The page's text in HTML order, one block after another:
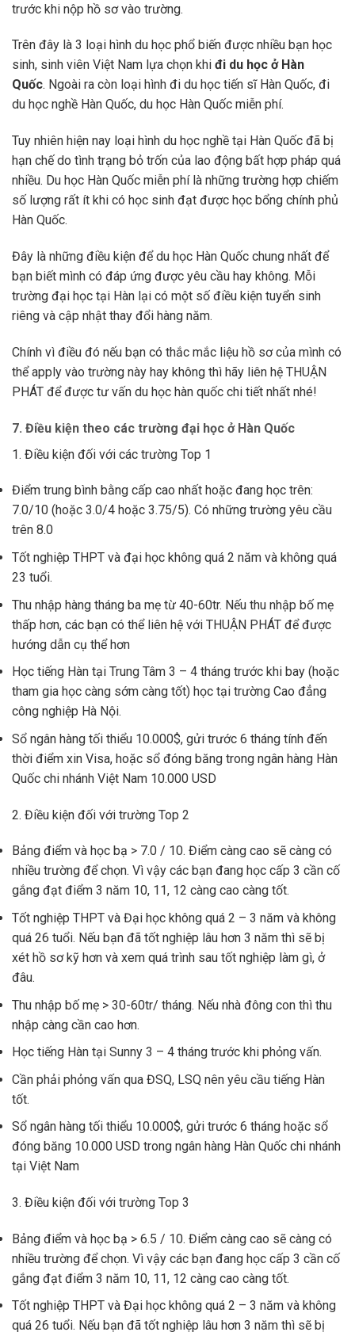
trước khi nộp hồ sơ vào trường.
Trên đây là 3 loại hình du học phổ biến được nhiều bạn học
sinh, sinh viên Việt Nam lựa chọn khi đi du học ở Hàn
Quốc. Ngoài ra còn loại hình đi du học tiến sĩ Hàn Quốc, đi
du học nghề Hàn Quốc, du học Hàn Quốc miễn phí.
Tuy nhiên hiện nay loại hình du học nghề tại Hàn Quốc đã bị
hạn chế do tình trạng bỏ trốn của lao động bất hợp pháp quá
nhiều. Du học Hàn Quốc miễn phí là những trường hợp chiếm
số lượng rất ít khi có học sinh đạt được học bổng chính phủ
Hàn Quốc.
Đây là những điều kiện để du học Hàn Quốc chung nhất để
bạn biết mình có đáp ứng được yêu cầu hay không. Mỗi
trường đại học tại Hàn lại có một số điều kiện tuyển sinh
riêng và cập nhật thay đổi hàng năm.
Chính vì điều đó nếu bạn có thắc mắc liệu hồ sơ của mình có
thể apply vào trường này hay không thì hãy liên hệ THUẬN
PHÁT để được tư vấn du học hàn quốc chi tiết nhất nhé!
7. Điều kiện theo các trường đại học ở Hàn Quốc
1. Điều kiện đối với các trường Top 1
Điểm trung bình bằng cấp cao nhất hoặc đang học trên:
7.0/10 (hoặc 3.0/4 hoặc 3.75/5). Có những trường yêu cầu
trên 8.0
Tốt nghiệp THPT và đại học không quá 2 năm và không quá
23 tuổi.
Thu nhập hàng tháng ba mẹ từ 40-60tr. Nếu thu nhập bố mẹ
thấp hơn, các bạn có thể liên hệ với THUẬN PHÁT để được
hướng dẫn cụ thể hơn
Học tiếng Hàn tại Trung Tâm 3 – 4 tháng trước khi bay (hoặc
tham gia học càng sớm càng tốt) học tại trường Cao đẳng
công nghiệp Hà Nội.
Sổ ngân hàng tối thiểu 10.000$, gửi trước 6 tháng tính đến
thời điểm xin Visa, hoặc sổ đóng băng trong ngân hàng Hàn
Quốc chi nhánh Việt Nam 10.000 USD
2. Điều kiện đối với trường Top 2
Bảng điểm và học bạ > 7.0 / 10. Điểm càng cao sẽ càng có
nhiều trường để chọn. Vì vậy các bạn đang học cấp 3 cần cố
gắng đạt điểm 3 năm 10, 11, 12 càng cao càng tốt.
Tốt nghiệp THPT và Đại học không quá 2 – 3 năm và không
quá 26 tuổi. Nếu bạn đã tốt nghiệp lâu hơn 3 năm thì sẽ bị
xét hồ sơ kỹ hơn và xem quá trình sau tốt nghiệp làm gì, ở
đâu.
Thu nhập bố mẹ > 30-60tr/ tháng. Nếu nhà đông con thì thu
nhập càng cần cao hơn.
Học tiếng Hàn tại Sunny 3 – 4 tháng trước khi phỏng vấn.
Cần phải phỏng vấn qua ĐSQ, LSQ nên yêu cầu tiếng Hàn
tốt.
Sổ ngân hàng tối thiểu 10.000$, gửi trước 6 tháng hoặc sổ
đóng băng 10.000 USD trong ngân hàng Hàn Quốc chi nhánh
tại Việt Nam
3. Điều kiện đối với trường Top 3
Bảng điểm và học bạ > 6.5 / 10. Điểm càng cao sẽ càng có
nhiều trường để chọn. Vì vậy các bạn đang học cấp 3 cần cố
gắng đạt điểm 3 năm 10, 11, 12 càng cao càng tốt.
Tốt nghiệp THPT và Đại học không quá 2 – 3 năm và không
quá 26 tuổi. Nếu bạn đã tốt nghiệp lâu hơn 3 năm thì sẽ bị